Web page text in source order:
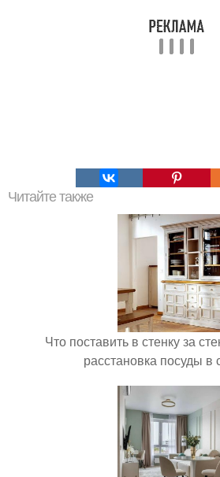
Читайте также
Что поставить в стенку за
расстановка посуды в